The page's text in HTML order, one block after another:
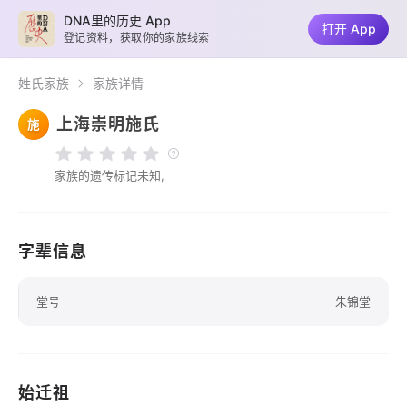
姓氏家族 家族详情
施 上海崇明施氏
家族的遗传标记未知,
字辈信息
堂号 朱锦堂
始迁祖
DNA里的历史 App
登记资料，获取你的家族线索
打开 App